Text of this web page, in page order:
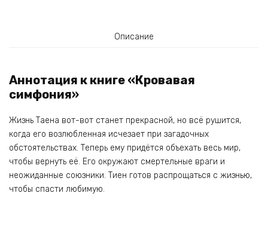
Описание
Аннотация к книге «Кровавая
симфония»
Жизнь Таена вот-вот станет прекрасной, но всё рушится,
когда его возлюбленная исчезает при загадочных
обстоятельствах. Теперь ему придётся объехать весь мир,
чтобы вернуть её. Его окружают смертельные враги и
неожиданные союзники. Тиен готов распрощаться с жизнью,
чтобы спасти любимую.